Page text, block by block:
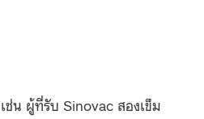
น ผู้ที่รับ Sinovac สองเข็ม